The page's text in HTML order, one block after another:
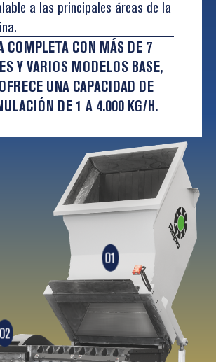
a las principales áreas de la
COMPLETA CON MÁS DE 7
Y VARIOS MODELOS BASE,
UNA CAPACIDAD DE
DE 1 A 4.000 KG/H.
01
02